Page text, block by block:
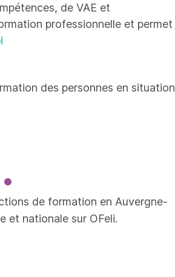
de VAE et
professionnelle et permet
des personnes en situation
de formation en Auvergne-
et nationale sur OFeli.